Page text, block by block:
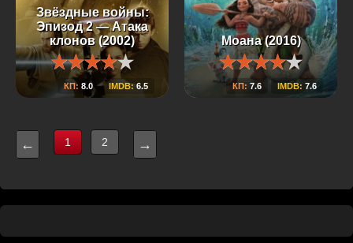
Звёздные войны:
Эпизод 2 — Атака
клонов (2002)
КП: 8.0 IMDB: 6.5
Моана (2016)
КП: 7.6 IMDB: 7.6
← 1 2 →